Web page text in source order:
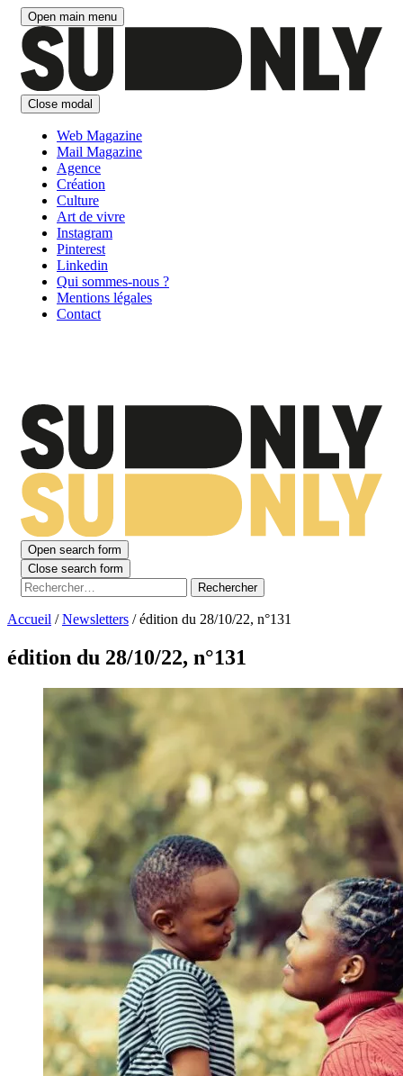
Aller
contenu
Open main menu
Close modal
Web Magazine
Mail Magazine
Agence
Création
Culture
Art de vivre
Instagram
Pinterest
Linkedin
Qui sommes-nous ?
Mentions légales
Contact
Open search form
Close search form
Rechercher :
Accueil /Newsletters /édition du 28/10/22, n°131
édition du 28/10/22, n°131